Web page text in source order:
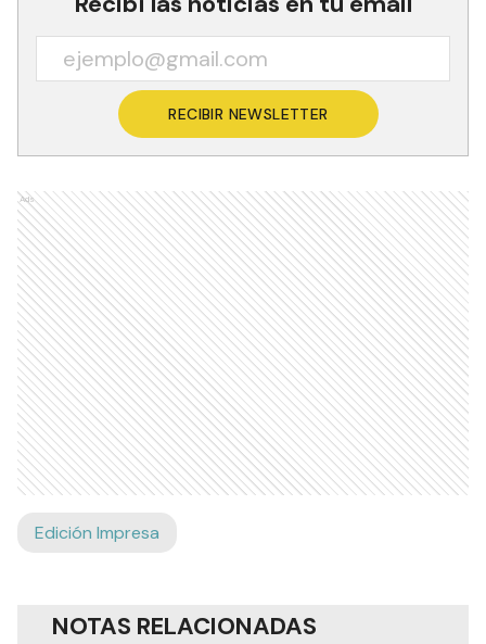
RECIBIR NEWSLETTER
Ads
Edición Impresa
NOTAS RELACIONADAS